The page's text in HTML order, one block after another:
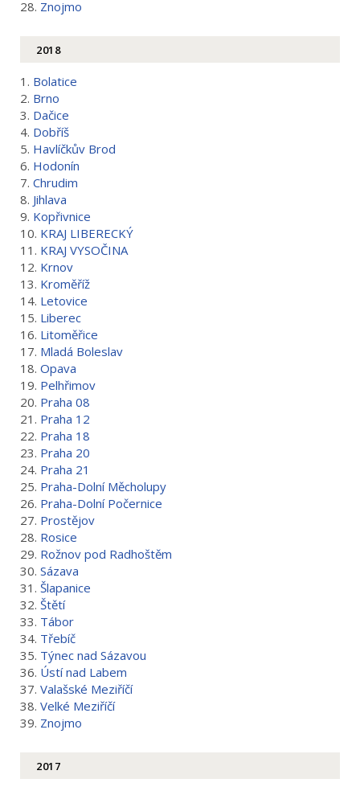
28. Znojmo
2018
1. Bolatice
2. Brno
3. Dačice
4. Dobříš
5. Havlíčkův Brod
6. Hodonín
7. Chrudim
8. Jihlava
9. Kopřivnice
10. KRAJ LIBERECKÝ
11. KRAJ VYSOČINA
12. Krnov
13. Kroměříž
14. Letovice
15. Liberec
16. Litoměřice
17. Mladá Boleslav
18. Opava
19. Pelhřimov
20. Praha 08
21. Praha 12
22. Praha 18
23. Praha 20
24. Praha 21
25. Praha-Dolní Měcholupy
26. Praha-Dolní Počernice
27. Prostějov
28. Rosice
29. Rožnov pod Radhoštěm
30. Sázava
31. Šlapanice
32. Štětí
33. Tábor
34. Třebíč
35. Týnec nad Sázavou
36. Ústí nad Labem
37. Valašské Meziříčí
38. Velké Meziříčí
39. Znojmo
2017